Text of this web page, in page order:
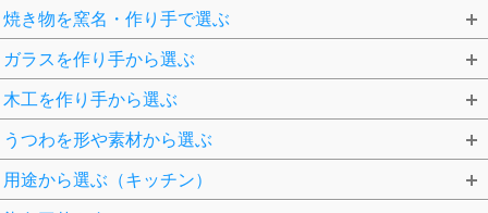
焼き物を窯名・作り手で選ぶ
ガラスを作り手から選ぶ
木工を作り手から選ぶ
うつわを形や素材から選ぶ
用途から選ぶ（キッチン）